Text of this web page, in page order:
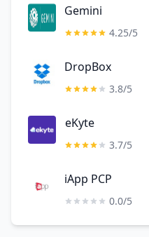
Gemini
4.25/5
DropBox
3.8/5
eKyte
3.7/5
iApp PCP
0.0/5